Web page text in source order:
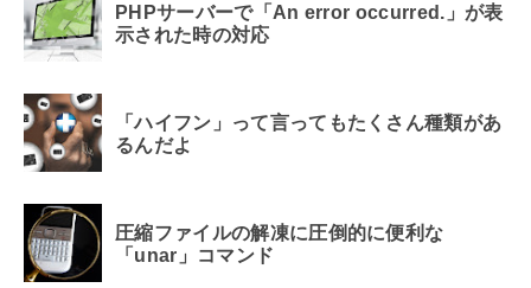
PHPサーバーで「An error occurred.」が表
示された時の対応
「ハイフン」って言ってもたくさん種類があ
るんだよ
圧縮ファイルの解凍に圧倒的に便利な
「unar」コマンド